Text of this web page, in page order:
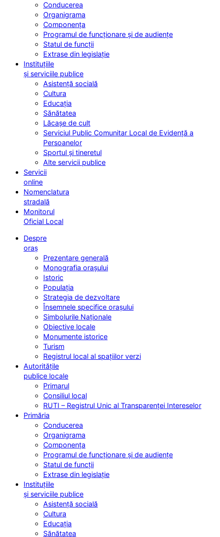
Conducerea
Organigrama
Componența
Programul de funcționare și de audiențe
Statul de funcții
Extrase din legislație
Instituțiile
și serviciile publice
Asistență socială
Cultura
Educația
Sănătatea
Lăcașe de cult
Serviciul Public Comunitar Local de Evidență a
Persoanelor
Sportul și tineretul
Alte servicii publice
Servicii
online
Nomenclatura
stradală
Monitorul
Oficial Local
Despre
oraș
Prezentare generală
Monografia orașului
Istoric
Populația
Strategia de dezvoltare
Însemnele specifice orașului
Simbolurile Naționale
Obiective locale
Monumente istorice
Turism
Registrul local al spațiilor verzi
Autoritățile
publice locale
Primarul
Consiliul local
RUTI – Registrul Unic al Transparenței Intereselor
Primăria
Conducerea
Organigrama
Componența
Programul de funcționare și de audiențe
Statul de funcții
Extrase din legislație
Instituțiile
și serviciile publice
Asistență socială
Cultura
Educația
Sănătatea